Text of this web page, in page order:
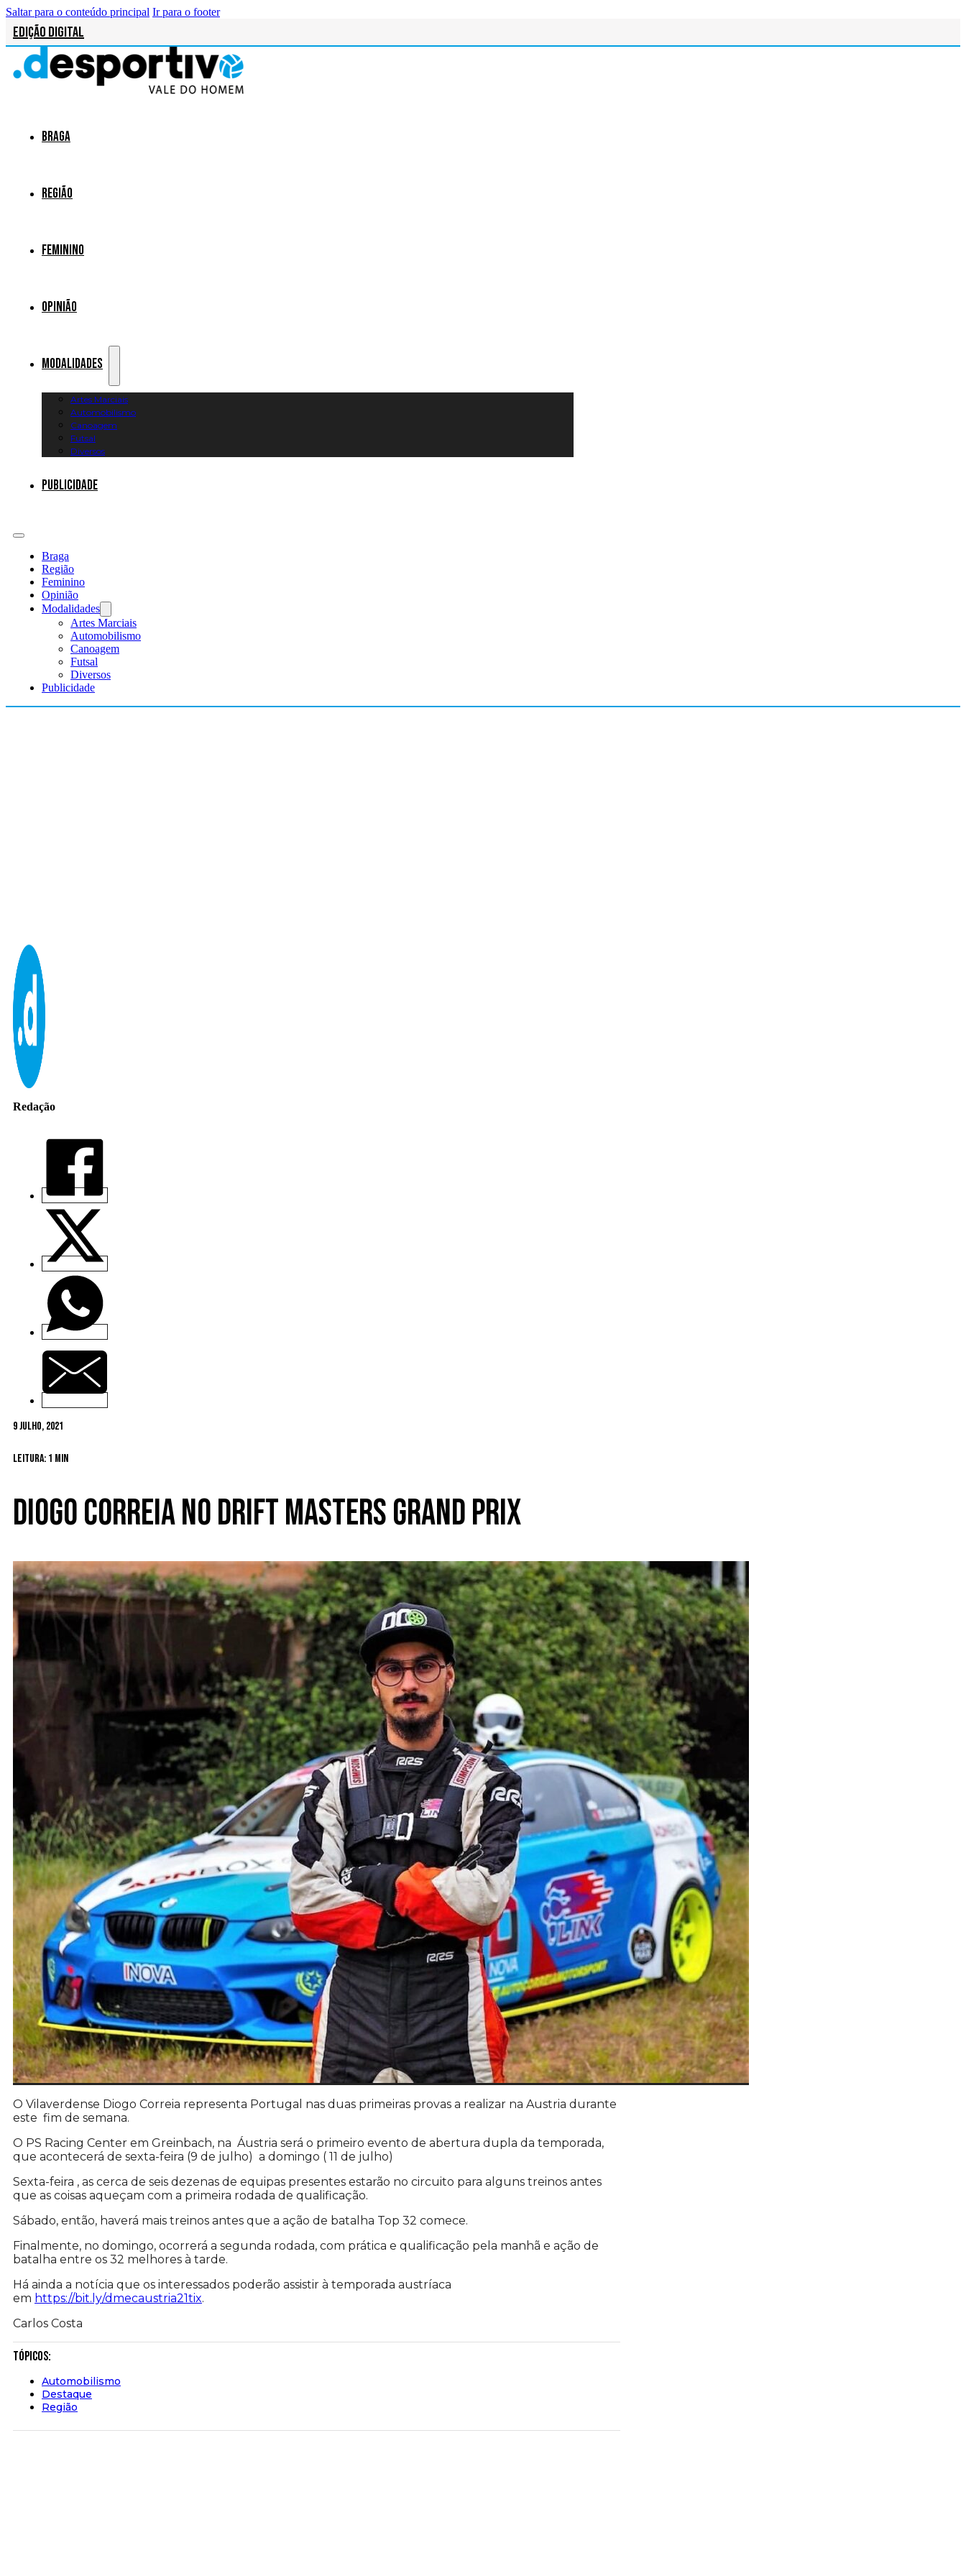
Saltar para o conteúdo principal Ir para o footer
Edição Digital
Braga
Região
Feminino
Opinião
Modalidades
Artes Marciais
Automobilismo
Canoagem
Futsal
Diversos
Publicidade
Braga
Região
Feminino
Opinião
Modalidades
Artes Marciais
Automobilismo
Canoagem
Futsal
Diversos
Publicidade
Redação
9 Julho, 2021
Leitura: 1 min
Diogo Correia no Drift Masters Grand Prix
O Vilaverdense Diogo Correia representa Portugal nas duas primeiras provas a realizar na Austria durante
este fim de semana.
O PS Racing Center em Greinbach, na Áustria será o primeiro evento de abertura dupla da temporada,
que acontecerá de sexta-feira (9 de julho) a domingo ( 11 de julho)
Sexta-feira , as cerca de seis dezenas de equipas presentes estarão no circuito para alguns treinos antes
que as coisas aqueçam com a primeira rodada de qualificação.
Sábado, então, haverá mais treinos antes que a ação de batalha Top 32 comece.
Finalmente, no domingo, ocorrerá a segunda rodada, com prática e qualificação pela manhã e ação de
batalha entre os 32 melhores à tarde.
Há ainda a notícia que os interessados poderão assistir à temporada austríaca
em https://bit.ly/dmecaustria21tix.
Carlos Costa
Tópicos:
Automobilismo
Destaque
Região